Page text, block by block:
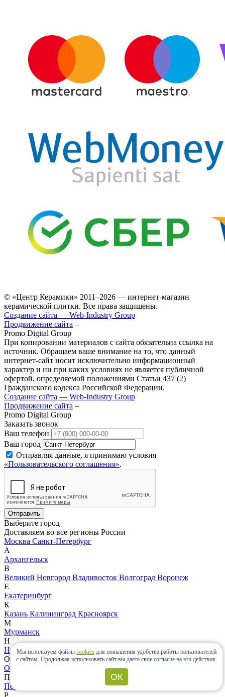
© «Центр Керамики» 2011–2026 — интернет-магазин
керамической плитки. Все права защищены.
Создание сайта — Web‑Industry Group
Продвижение сайта –
Promo Digital Group
При копировании материалов с сайта обязательна ссылка на
источник. Обращаем ваше внимание на то, что данный
интернет-сайт носит исключительно информационный
характер и ни при каких условиях не является публичной
офертой, определяемой положениями Статьи 437 (2)
Гражданского кодекса Российской Федерации.
Создание сайта — Web‑Industry Group
Продвижение сайта –
Promo Digital Group
Заказать звонок
Ваш телефон
Ваш город
Отправляя данные, я принимаю условия
«Пользовательского соглашения».
Отправить
Выберите город
Доставляем во все регионы России
Москва Санкт-Петербург
А
Архангельск
В
Великий Новгород Владивосток Волгоград Воронеж
Е
Екатеринбург
К
Казань Калининград Красноярск
М
Мурманск
Н
Нижний НовгородНовосибирск
О
Омск
П
Пермь
Р
Мы используем файлы cookies для повышения удобства работы пользователей
с сайтом. Продолжая использовать сайт вы даете свое согласие на эти действия.
ОК